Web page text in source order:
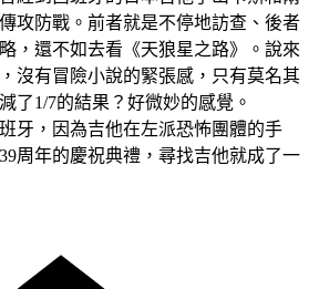
攻防戰。前者就是不停地訪查、後者
，還不如去看《天狼星之路》。說來
沒有冒險小說的緊張感，只有莫名其
了1/7的結果？好微妙的感覺。
牙，因為吉他在左派恐怖團體的手
周年的慶祝典禮，尋找吉他就成了一